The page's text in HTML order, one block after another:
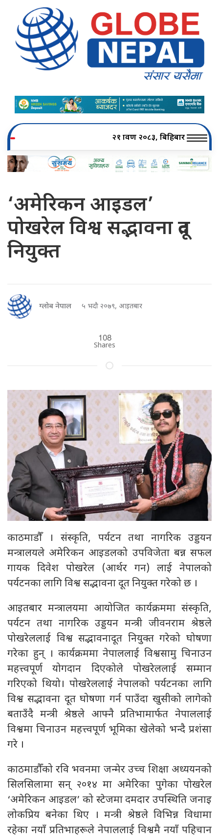
२१ श्रावण २०८३, बिहिबार
‘अमेरिकन आइडल’
पोखरेल विश्व सद्भावना दूत
नियुक्त
ग्लोब नेपाल ५ भदौ २०७९, आइतबार
108
Shares
काठमाडौँ । संस्कृति, पर्यटन तथा नागरिक उड्डयन
मन्त्रालयले अमेरिकन आइडलको उपविजेता बन्न सफल
गायक दिवेश पोखरेल (आर्थर गन) लाई नेपालको
पर्यटनका लागि विश्व सद्भावना दूत नियुक्त गरेको छ ।
आइतबार मन्त्रालयमा आयोजित कार्यक्रममा संस्कृति,
पर्यटन तथा नागरिक उड्डयन मन्त्री जीवनराम श्रेष्ठले
पोखरेललाई विश्व सद्भावनादूत नियुक्त गरेको घोषणा
गरेका हुन् । कार्यक्रममा नेपाललाई विश्वसामु चिनाउन
महत्त्वपूर्ण योगदान दिएकोले पोखरेललाई सम्मान
गरिएको थियो। पोखरेललाई नेपालको पर्यटनका लागि
विश्व सद्भावना दूत घोषणा गर्न पाउँदा खुसीको लागेको
बताउँदै मन्त्री श्रेष्ठले आफ्नै प्रतिभामार्फत नेपाललाई
विश्वमा चिनाउन महत्त्वपूर्ण भूमिका खेलेको भन्दै प्रशंसा
गरे ।
काठमाडौँको रवि भवनमा जन्मेर उच्च शिक्षा अध्ययनको
सिलसिलामा सन् २०१४ मा अमेरिका पुगेका पोखरेल
‘अमेरिकन आइडल’ को स्टेजमा दमदार उपस्थिति जनाइ
लोकप्रिय बनेका थिए । मन्त्री श्रेष्ठले विभिन्न विधामा
रहेका नयाँ प्रतिभाहरूले नेपाललाई विश्वमै नयाँ पहिचान